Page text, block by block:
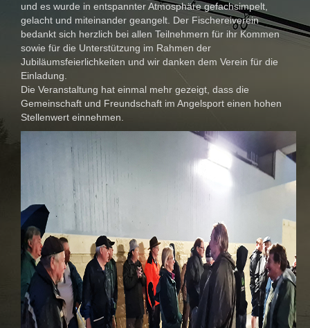
und es wurde in entspannter Atmosphäre gefachsimpelt,
gelacht und miteinander geangelt. Der Fischereiverein
bedankt sich herzlich bei allen Teilnehmern für ihr Kommen
sowie für die Unterstützung im Rahmen der
Jubiläumsfeierlichkeiten und wir danken dem Verein für die
Einladung.
Die Veranstaltung hat einmal mehr gezeigt, dass die
Gemeinschaft und Freundschaft im Angelsport einen hohen
Stellenwert einnehmen.